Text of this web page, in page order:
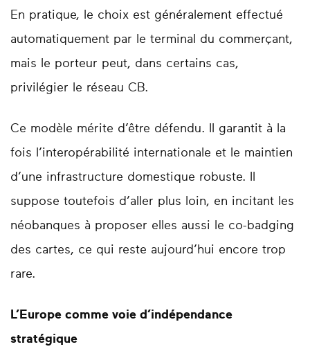
En pratique, le choix est généralement effectué
automatiquement par le terminal du commerçant,
mais le porteur peut, dans certains cas,
privilégier le réseau CB.
Ce modèle mérite d’être défendu. Il garantit à la
fois l’interopérabilité internationale et le maintien
d’une infrastructure domestique robuste. Il
suppose toutefois d’aller plus loin, en incitant les
néobanques à proposer elles aussi le co-badging
des cartes, ce qui reste aujourd’hui encore trop
rare.
L’Europe comme voie d’indépendance
stratégique